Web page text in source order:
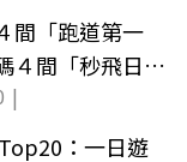
間「跑道第一
４間「秒飛日
|
：一日遊